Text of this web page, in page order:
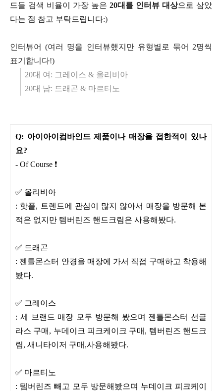
드들 검색 비율이 가장 높은 20대를 인터뷰 대상으로 삼았
다는 점 참고 부탁드립니다:)
인터뷰어 (여러 명을 인터뷰했지만 유형별로 묶어 2명씩
표기합니다!)
20대 여: 그레이스 & 올리비아
20대 남: 드래곤 & 마르티노
Q: 아이아이컴바인드 제품이나 매장을 접한적이 있나
요?
- Of Course ❗
✅ 올리비아
: 핫플, 트렌드에 관심이 많지 않아서 매장을 방문해 본
적은 없지만 템버린즈 핸드크림은 사용해봤다.
✅ 드래곤
: 젠틀몬스터 안경을 매장에 가서 직접 구매하고 착용해
봤다.
✅ 그레이스
: 세 브랜드 매장 모두 방문해 봤으며 젠틀몬스터 선글
라스 구매, 누데이크 피크케이크 구매, 템버린즈 핸드크
림, 새니타이저 구매,사용해봤다.
✅ 마르티노
: 템버린즈 빼고 모두 방문해봤으며 누데이크 피크케이